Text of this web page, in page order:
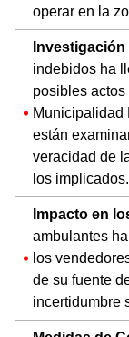
operar en la
indebidos ha
posibles
Municipalidad
están
veracidad de
los implicados.
Impacto en
ambulantes
los
de su fuente
incertidumbre